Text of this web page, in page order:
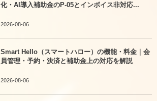
化・AI導入補助金のP-05とインボイス非対応...
2026-08-06
Smart Hello（スマートハロー）の機能・料金｜会
員管理・予約・決済と補助金上の対応を解説
2026-08-06